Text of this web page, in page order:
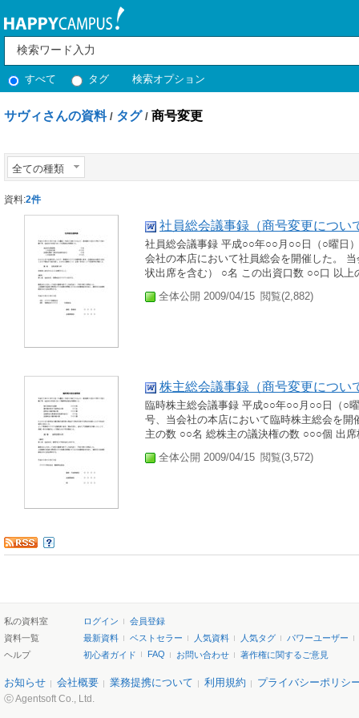
すべて タグ 検索オプション
サヴィさんの資料 / タグ / 商号変更
全ての種類
資料:2件
社員総会議事録（商号変更につい
社員総会議事録 平成○○年○○月○○日（○曜日
会社の本店において社員総会を開催した。
状出席を含む） ○名 この出資口数 ○○口 以上
全体公開 2009/04/15 閲覧(2,882)
株主総会議事録（商号変更につい
臨時株主総会議事録 平成○○年○○月○○日（○
号、当会社の本店において臨時株主総会を
主の数 ○○名 総株主の議決権の数 ○○○個 出
全体公開 2009/04/15 閲覧(3,572)
私の資料室 ログイン
会員登録
資料一覧
最新資料 ベストセラー 人気資料 人気タグ
パワーユーザー
ヘルプ
初心者ガイド FAQ お問い合わせ 著作権に関するご意見
お知らせ 会社概要 業務提携について 利用規約 プライバシーポリシ
ⓒ Agentsoft Co., Ltd.